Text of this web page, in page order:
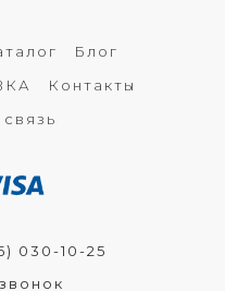
Блог
Контакты
030-10-25